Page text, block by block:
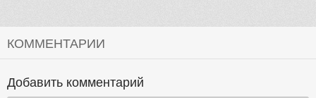
КОММЕНТАРИИ
Добавить комментарий